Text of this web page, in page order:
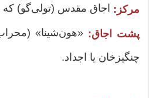
مرکز: اجاق مقدس (تولی‌گو)
پشت اجاق: «هون‌شینا»
چنگیزخان یا اجداد.